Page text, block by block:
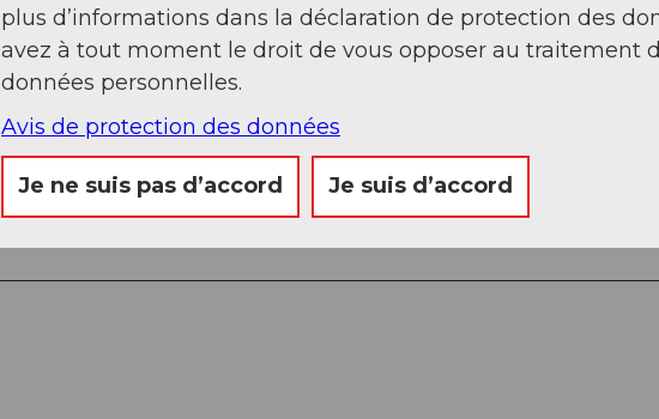
plus d’informations dans la déclaration de protection des
avez à tout moment le droit de vous opposer au traitement
données personnelles.
Avis de protection des données
Je ne suis pas d’accord Je suis d’accord